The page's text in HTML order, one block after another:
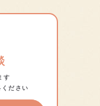
す
ださい